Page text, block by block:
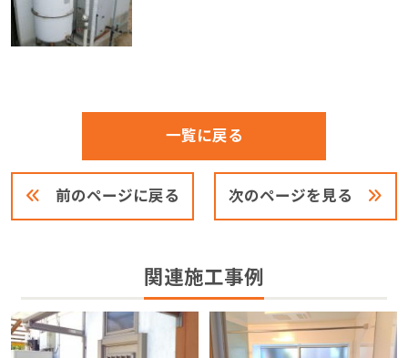
前のページに戻る
一覧に戻る
次のページを見る
関連施工事例